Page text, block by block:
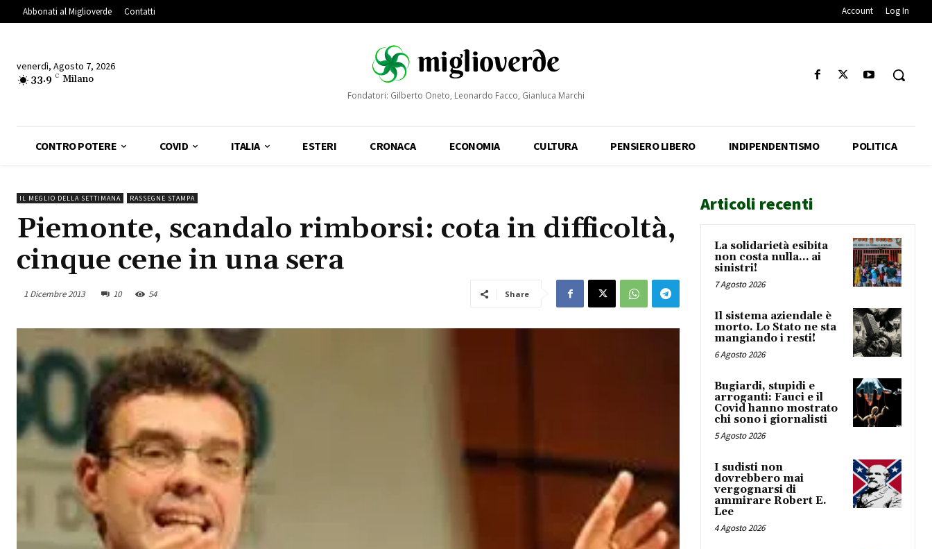
Abbonati al Miglioverde Contatti Account Log In
venerdì, Agosto 7, 2026
33.9 C Milano
Fondatori: Gilberto Oneto, Leonardo Facco, Gianluca Marchi
CONTRO POTERE COVID ITALIA ESTERI CRONACA ECONOMIA CULTURA PENSIERO LIBERO INDIPENDENTISMO POLITICA
IL MEGLIO DELLA SETTIMANA RASSEGNE STAMPA
Piemonte, scandalo rimborsi: cota in difficoltà,
cinque cene in una sera
1 Dicembre 2013 10 54 Share
Articoli recenti
La solidarietà esibita
non costa nulla… ai
sinistri!
7 Agosto 2026
Il sistema aziendale è
morto. Lo Stato ne sta
mangiando i resti!
6 Agosto 2026
Bugiardi, stupidi e
arroganti: Fauci e il
Covid hanno mostrato
chi sono i giornalisti
5 Agosto 2026
I sudisti non
dovrebbero mai
vergognarsi di
ammirare Robert E.
Lee
4 Agosto 2026